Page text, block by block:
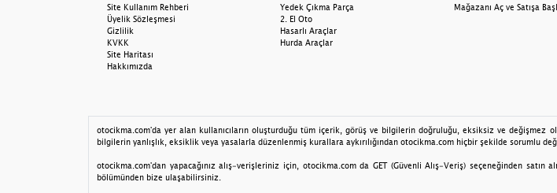
Site Kullanım Rehberi
Üyelik Sözleşmesi
Gizlilik
KVKK
Site Haritası
Hakkımızda
Yedek Çıkma Parça
2. El Oto
Hasarlı Araçlar
Hurda Araçlar
Mağazanı Aç ve Satışa
otocikma.com'da yer alan kullanıcıların oluşturduğu tüm içerik, görüş ve bilgilerin doğruluğu, eksiksiz ve
bilgilerin yanlışlık, eksiklik veya yasalarla düzenlenmiş kurallara aykırılığından otocikma.com hiçbir şekilde sorumlu
otocikma.com'dan yapacağınız alış-verişleriniz için, otocikma.com da GET (Güvenli Alış-Veriş) seçeneğinden
bölümünden bize ulaşabilirsiniz.